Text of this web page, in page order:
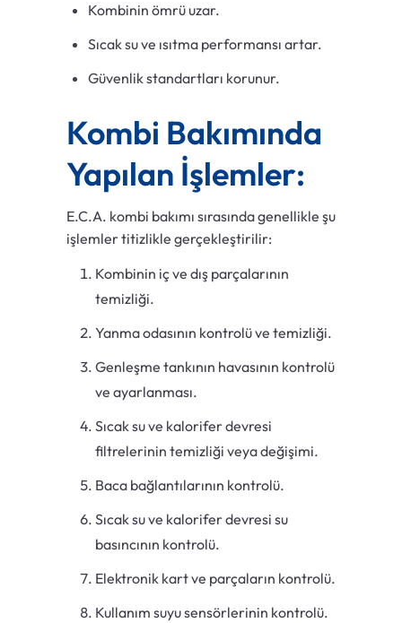
Kombinin ömrü uzar.
Sıcak su ve ısıtma performansı artar.
Güvenlik standartları korunur.
Kombi Bakımında
Yapılan İşlemler:
E.C.A. kombi bakımı sırasında genellikle şu
işlemler titizlikle gerçekleştirilir:
Kombinin iç ve dış parçalarının
temizliği.
Yanma odasının kontrolü ve temizliği.
Genleşme tankının havasının kontrolü
ve ayarlanması.
Sıcak su ve kalorifer devresi
filtrelerinin temizliği veya değişimi.
Baca bağlantılarının kontrolü.
Sıcak su ve kalorifer devresi su
basıncının kontrolü.
Elektronik kart ve parçaların kontrolü.
Kullanım suyu sensörlerinin kontrolü.